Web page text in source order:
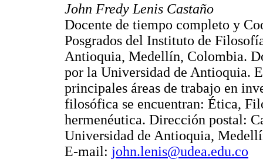
John Fredy Lenis Castaño
Docente de tiempo completo y
Posgrados del Instituto de
Antioquia, Medellín, Colombia.
por la Universidad de Antioquia.
principales áreas de trabajo en
filosófica se encuentran: Ética,
hermenéutica. Dirección postal:
Universidad de Antioquia,
E-mail: john.lenis@udea.edu.co